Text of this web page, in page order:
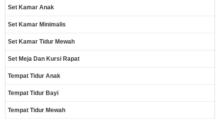
Set Kamar Anak
Set Kamar Minimalis
Set Kamar Tidur Mewah
Set Meja Dan Kursi Rapat
Tempat Tidur Anak
Tempat Tidur Bayi
Tempat Tidur Mewah